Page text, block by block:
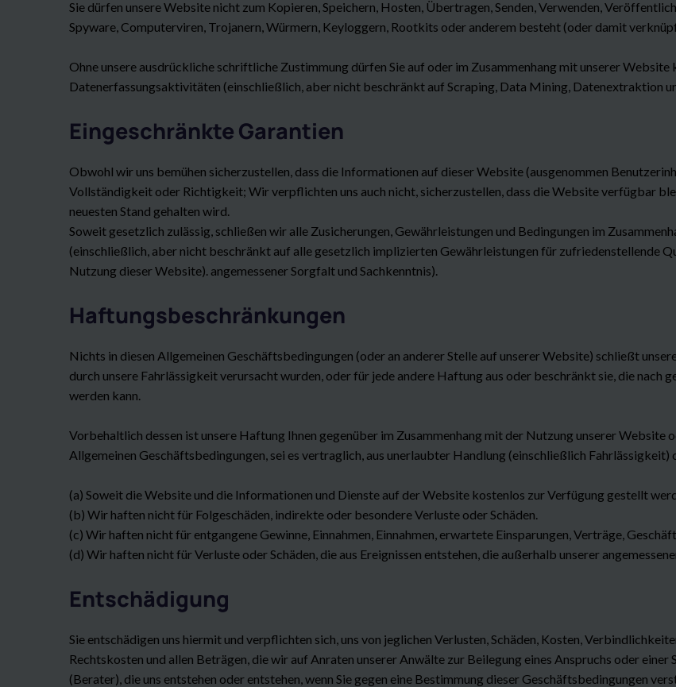
Sie dürfen unsere Website nicht zum Kopieren, Speichern, Hosten, Übertragen, Senden, Verwenden,
Spyware, Computerviren, Trojanern, Würmern, Keyloggern, Rootkits oder anderem besteht (oder damit
Ohne unsere ausdrückliche schriftliche Zustimmung dürfen Sie auf oder im Zusammenhang mit unserer
Datenerfassungsaktivitäten (einschließlich, aber nicht beschränkt auf Scraping, Data Mining, Datenextraktion
Eingeschränkte Garantien
Obwohl wir uns bemühen sicherzustellen, dass die Informationen auf dieser Website (ausgenommen
Vollständigkeit oder Richtigkeit; Wir verpflichten uns auch nicht, sicherzustellen, dass die Website verfügbar
neuesten Stand gehalten wird.
Soweit gesetzlich zulässig, schließen wir alle Zusicherungen, Gewährleistungen und Bedingungen im
(einschließlich, aber nicht beschränkt auf alle gesetzlich implizierten Gewährleistungen für zufriedenstellende
Nutzung dieser Website). angemessener Sorgfalt und Sachkenntnis).
Haftungsbeschränkungen
Nichts in diesen Allgemeinen Geschäftsbedingungen (oder an anderer Stelle auf unserer Website) schließt
durch unsere Fahrlässigkeit verursacht wurden, oder für jede andere Haftung aus oder beschränkt sie, die nach
werden kann.
Vorbehaltlich dessen ist unsere Haftung Ihnen gegenüber im Zusammenhang mit der Nutzung unserer Website
Allgemeinen Geschäftsbedingungen, sei es vertraglich, aus unerlaubter Handlung (einschließlich
(a) Soweit die Website und die Informationen und Dienste auf der Website kostenlos zur Verfügung gestellt
(b) Wir haften nicht für Folgeschäden, indirekte oder besondere Verluste oder Schäden.
(c) Wir haften nicht für entgangene Gewinne, Einnahmen, Einnahmen, erwartete Einsparungen, Verträge,
(d) Wir haften nicht für Verluste oder Schäden, die aus Ereignissen entstehen, die außerhalb unserer
Entschädigung
Sie entschädigen uns hiermit und verpflichten sich, uns von jeglichen Verlusten, Schäden, Kosten,
Rechtskosten und allen Beträgen, die wir auf Anraten unserer Anwälte zur Beilegung eines Anspruchs oder
(Berater), die uns entstehen oder entstehen, wenn Sie gegen eine Bestimmung dieser Geschäftsbedingungen